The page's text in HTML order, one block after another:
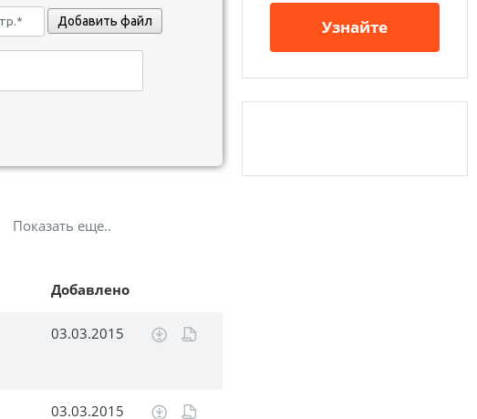
Добавить файл
Показать еще..
Добавлено
03.03.2015
03.03.2015
Узнайте